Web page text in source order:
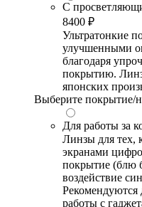
С
8400 ₽
Ультратонкие
улучшенными
благодаря
покрытию.
японских
Выберите покрытие/
Для работы за
Линзы для тех,
экранами
покрытие (блю
воздействие
Рекомендуются
работы с